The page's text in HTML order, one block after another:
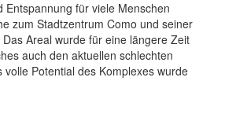
Entspannung für viele Menschen
zum Stadtzentrum Como und seiner
Areal wurde für eine längere Zeit
auch den aktuellen schlechten
Potential des Komplexes wurde